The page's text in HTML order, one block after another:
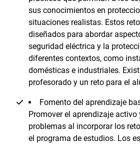
sus conocimientos en
situaciones realistas. Estos
diseñados para abordar
seguridad eléctrica y la
diferentes contextos, como
domésticas e industriales.
profesorado y un reto para el
Fomento del aprendizaje
Promover el aprendizaje activo
problemas al incorporar los
el programa de estudios. Los